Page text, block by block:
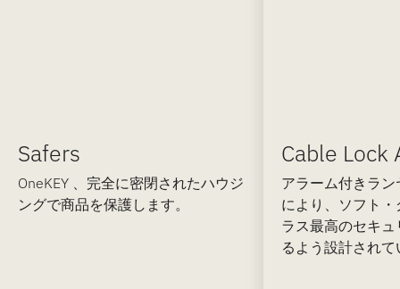
Safers
OneKEY 、完全に密閉されたハウジ
ングで商品を保護します。
Cable Lock
アラーム付きラ
により、ソフト
ラス最高のセキ
るよう設計され